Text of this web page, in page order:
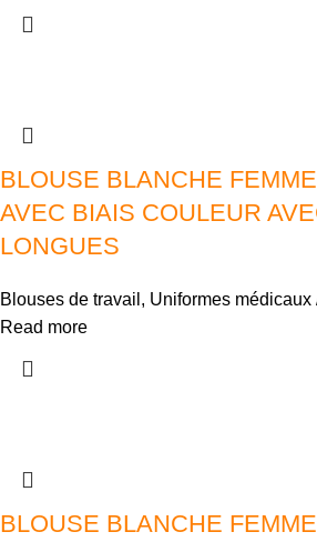
BLOUSE BLANCHE
AVEC BIAIS COULEUR
LONGUES
Blouses de travail , Uniformes
Read more
BLOUSE BLANCHE